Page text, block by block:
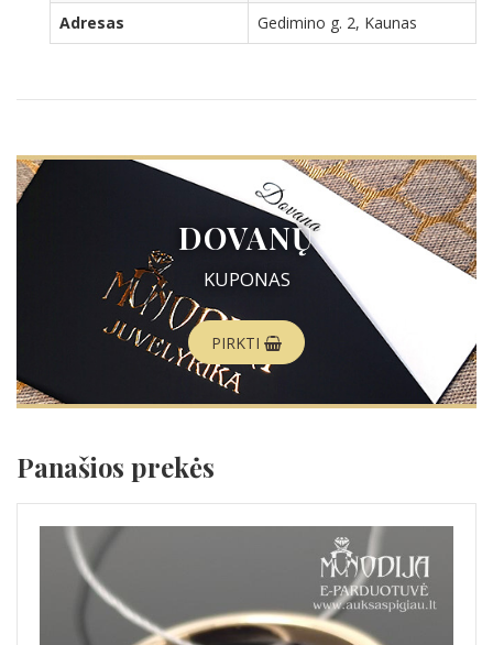
Adresas Gedimino g. 2, Kaunas
DOVANŲ
KUPONAS
PIRKTI
Panašios prekės